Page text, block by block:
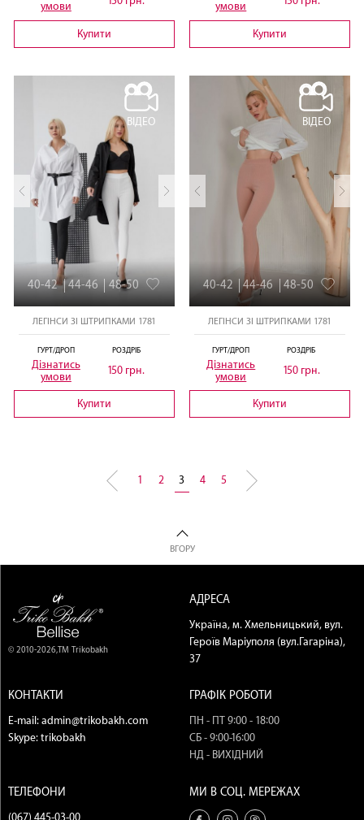
умови
Купити
умови
Купити
ВІДЕО
40-42 44-46 48-50
ЛЕГІНСИ ЗІ ШТРИПКАМИ 1781
ГУРТ/ДРОП
Дізнатись
умови
РОЗДРІБ
150 грн.
Купити
ВІДЕО
40-42 44-46 48-50
ЛЕГІНСИ ЗІ ШТРИПКАМИ 1781
ГУРТ/ДРОП
Дізнатись
умови
РОЗДРІБ
150 грн.
Купити
1 2 3 4 5
ВГОРУ
© 2010-2026,ТМ Trikobakh
АДРЕСА
Україна, м. Хмельницький, вул.
Героїв Маріуполя (вул.Гагаріна),
37
КОНТАКТИ
E-mail: admin@trikobakh.com
Skype: trikobakh
ГРАФІК РОБОТИ
ПН - ПТ 9:00 - 18:00
СБ - 9:00-16:00
НД - ВИХІДНИЙ
ТЕЛЕФОНИ
(067) 445-03-00
МИ В СОЦ. МЕРЕЖАХ